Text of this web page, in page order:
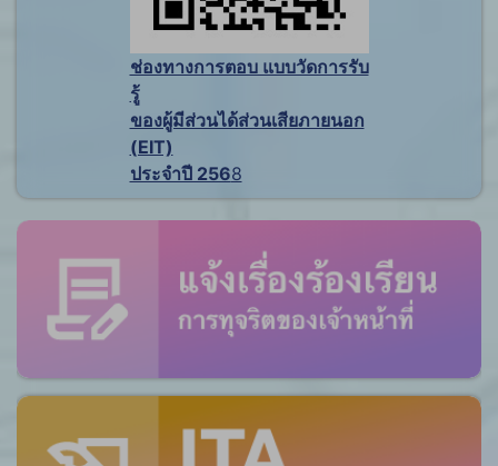
ช่องทางการตอบ แบบวัดการรับ
รู้
ของผู้มีส่วนได้ส่วนเสียภายนอก
(EIT)
ประจำปี 2568